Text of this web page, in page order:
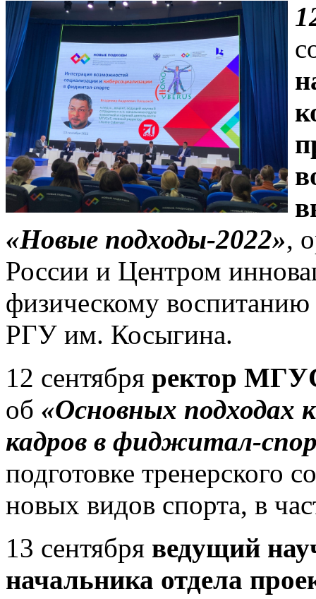
«Новые подходы-2022»,
России и Центром
физическому воспитанию
РГУ им. Косыгина.
12 сентября ректор
об «Основных подходах
кадров в фиджитал-
подготовке тренерского
новых видов спорта, в
13 сентября ведущий
начальника отдела